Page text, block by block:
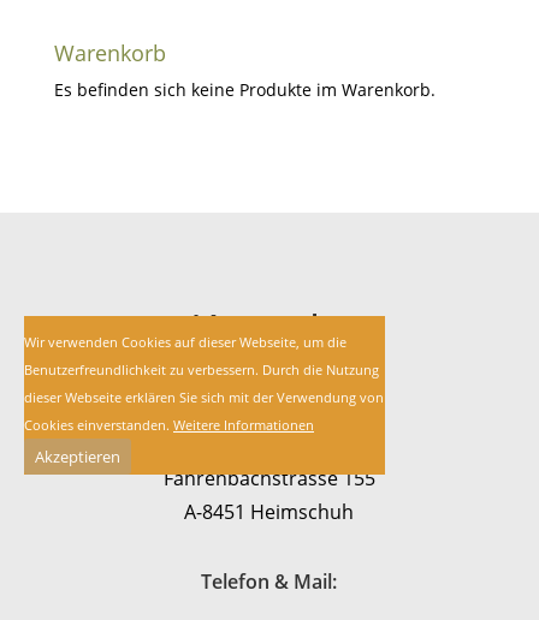
Warenkorb
Es befinden sich keine Produkte im Warenkorb.
Kontakt
Weingut Schatz
Fahrenbachstrasse 155
A-8451 Heimschuh
Telefon & Mail:
Wir verwenden Cookies auf dieser Webseite, um die
Benutzerfreundlichkeit zu verbessern. Durch die Nutzung
dieser Webseite erklären Sie sich mit der Verwendung von
Cookies einverstanden. Weitere Informationen
Akzeptieren